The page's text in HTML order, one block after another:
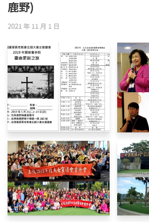
鹿野)
2021 年 11 月 1 日